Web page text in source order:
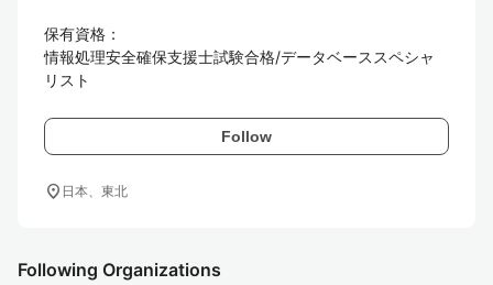
保有資格：
情報処理安全確保支援士試験合格/データベーススペシャ
リスト
Follow
location_on 日本、東北
Following Organizations